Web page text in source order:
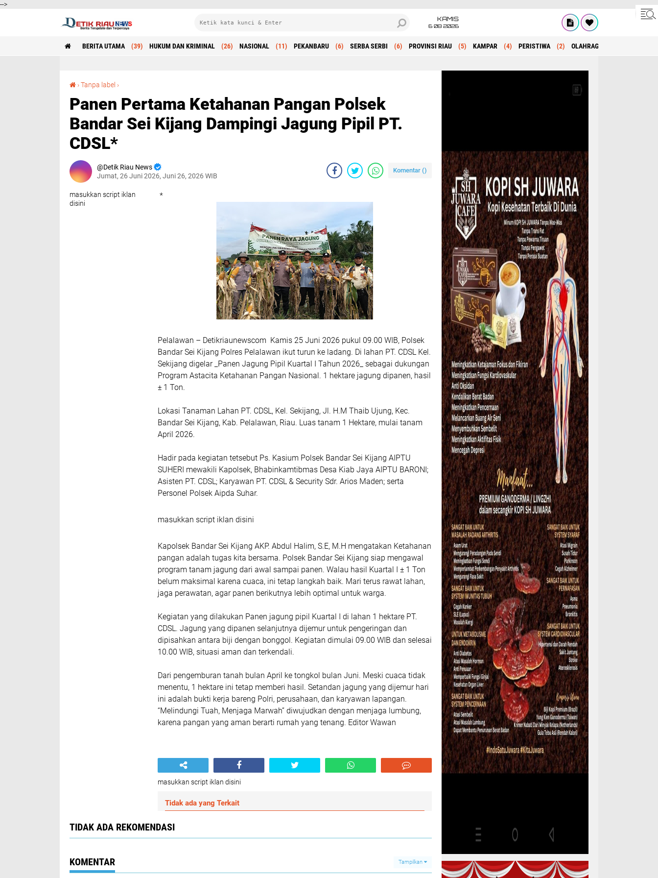
-->
KAMIS
6 08 2026
BERITA UTAMA (39) HUKUM DAN KRIMINAL (26) NASIONAL (11) PEKANBARU (6) SERBA SERBI (6) PROVINSI RIAU (5) KAMPAR (4) PERISTIWA (2) OLAHRAGA
›Tanpa label ›
Panen Pertama Ketahanan Pangan Polsek
Bandar Sei Kijang Dampingi Jagung Pipil PT.
CDSL*
Detik Riau News
Jumat, 26 Juni 2026, Juni 26, 2026 WIB
Komentar ()
masukkan script iklan
disini
*
Pelalawan – Detikriaunewscom Kamis 25 Juni 2026 pukul 09.00 WIB, Polsek
Bandar Sei Kijang Polres Pelalawan ikut turun ke ladang. Di lahan PT. CDSL Kel.
Sekijang digelar _Panen Jagung Pipil Kuartal I Tahun 2026_ sebagai dukungan
Program Astacita Ketahanan Pangan Nasional. 1 hektare jagung dipanen, hasil
± 1 Ton.
Lokasi Tanaman Lahan PT. CDSL, Kel. Sekijang, Jl. H.M Thaib Ujung, Kec.
Bandar Sei Kijang, Kab. Pelalawan, Riau. Luas tanam 1 Hektare, mulai tanam
April 2026.
Hadir pada kegiatan tetsebut Ps. Kasium Polsek Bandar Sei Kijang AIPTU
SUHERI mewakili Kapolsek, Bhabinkamtibmas Desa Kiab Jaya AIPTU BARONI;
Asisten PT. CDSL; Karyawan PT. CDSL & Security Sdr. Arios Maden; serta
Personel Polsek Aipda Suhar.
masukkan script iklan disini
Kapolsek Bandar Sei Kijang AKP. Abdul Halim, S.E, M.H mengatakan Ketahanan
pangan adalah tugas kita bersama. Polsek Bandar Sei Kijang siap mengawal
program tanam jagung dari awal sampai panen. Walau hasil Kuartal I ± 1 Ton
belum maksimal karena cuaca, ini tetap langkah baik. Mari terus rawat lahan,
jaga perawatan, agar panen berikutnya lebih optimal untuk warga.
Kegiatan yang dilakukan Panen jagung pipil Kuartal I di lahan 1 hektare PT.
CDSL. Jagung yang dipanen selanjutnya dijemur untuk pengeringan dan
dipisahkan antara biji dengan bonggol. Kegiatan dimulai 09.00 WIB dan selesai
10.00 WIB, situasi aman dan terkendali.
Dari pengemburan tanah bulan April ke tongkol bulan Juni. Meski cuaca tidak
menentu, 1 hektare ini tetap memberi hasil. Setandan jagung yang dijemur hari
ini adalah bukti kerja bareng Polri, perusahaan, dan karyawan lapangan.
“Melindungi Tuah, Menjaga Marwah” diwujudkan dengan menjaga lumbung,
karena pangan yang aman berarti rumah yang tenang. Editor Wawan
masukkan script iklan disini
Tidak ada yang Terkait
TIDAK ADA REKOMENDASI
KOMENTAR Tampilkan